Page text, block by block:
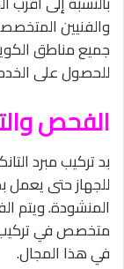
والفنيين
جميع مناطق
للحصول على
الفحص
بد تركيب مبرد
للجهاز حتى يعمل
المنشودة. ويتم
متخصص في تركيب
في هذا المجال.